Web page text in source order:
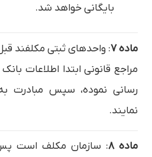
بایگانی خواهد شد.
ماده ۷ : واحدهای ثبتی مکلفند
مراجع قانونی ابتدا اطلاعات
رسانی نموده، سپس مبادرت
نمایند.
ماده ۸ : سازمان مکلف است